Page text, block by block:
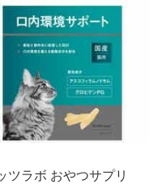
ツラボ おやつサプリ